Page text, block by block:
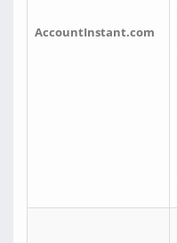
AccountInstant.com